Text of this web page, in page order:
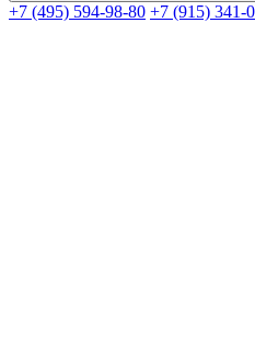
+7 (495) 594-98-80 +7 (915) 341-